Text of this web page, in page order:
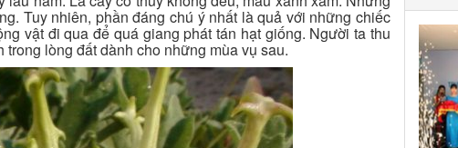
Tuy nhiên, phần đáng chú ý nhất là quả với những chiếc
vật đi qua để quá giang phát tán hạt giống. Người ta thu
lòng đất dành cho những mùa vụ sau.